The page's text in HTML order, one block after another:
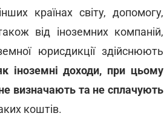
країнах світу, допомогу,
від іноземних компаній,
юрисдикції здійснюють
іноземні доходи, при цьому
не визначають та не сплачують
коштів.